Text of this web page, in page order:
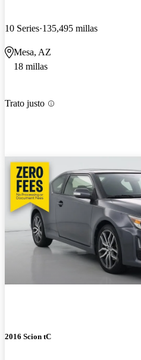
10 Series 135,495 millas
Mesa, AZ
18 millas
Trato justo
2016 Scion tC